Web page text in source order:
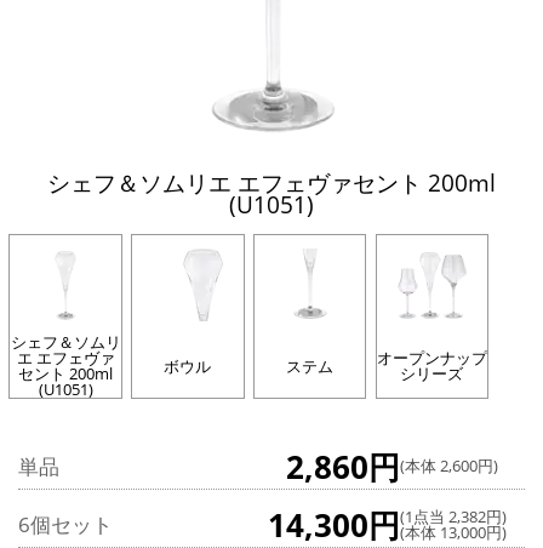
シェフ＆ソムリエ エフェヴァセント 200ml
(U1051)
シェフ＆ソムリ
エ エフェヴァ
セント 200ml
(U1051)
ボウル ステム オープンナップ
シリーズ
単品 2,860円(本体 2,600円)
6個セット 14,300円(1点当 2,382円)
(本体 13,000円)